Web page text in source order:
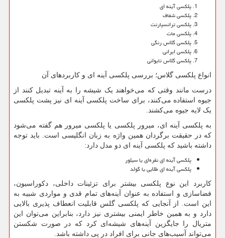
پلکسی آینه ای
پلکسی شفاف
پلکسی ترانسپارنت
پلکسی مات
پلکسی گلاس رنگی
پلکسی ایرانی
پلکسی گلاس تایوانی
انواع پلکسی گلاس؛ بررسی پلکسی آینه ای و کاربردهای آن
درست مانند وقتی که می‌خواهند یک شیشه را به آینه تبدیل کنند از
جیوه استفاده می‌کنند، برای ساخت پلکسی آینه ای نیز پشت پلکسی
یک لایه جیوه می‌کشند.
به پلکسی آینه ای، میرور پلکسی یا پلکسی میرور هم گفته می‌شود
که در حقیقت برگردان همین واژه به زبان انگلیسی است. باید توجه
داشته باشید که پلکسی آینه ای دو مدل دارد:
پلکسی آینه ای نقره‌ای یا سیلور
پلکسی آینه ای طلایی یا گولد
کاربرد این نوع پلکسی بیشتر برای تزئینات داخلی، دکوراسیون،
فضاسازی و استفاده به عنوان آینه‌های تمام قدی و مواردی شبیه به
این است. از آنجایی که پلکسی گلس قابلیت انعطاف پذیری بالایی
دارد و به همین خاطر ایمنی بیشتری نیز دارد، بنابراین می‌توان این
متریال را جایگزین آینه‌های شیشه‌ای کرد که در صورت شکستن
می‌تواند آسیب‌های جانی برای افراد در پی داشته باشد.